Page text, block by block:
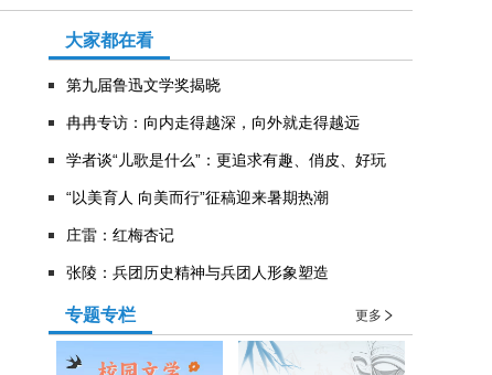
大家都在看
第九届鲁迅文学奖揭晓
冉冉专访：向内走得越深，向外就走得越远
学者谈“儿歌是什么”：更追求有趣、俏皮、好玩
“以美育人 向美而行”征稿迎来暑期热潮
庄雷：红梅杏记
张陵：兵团历史精神与兵团人形象塑造
专题专栏 更多